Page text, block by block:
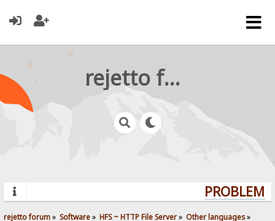
rejetto forum
rejetto forum» Software» HFS ~ HTTP File Server» Other languages»